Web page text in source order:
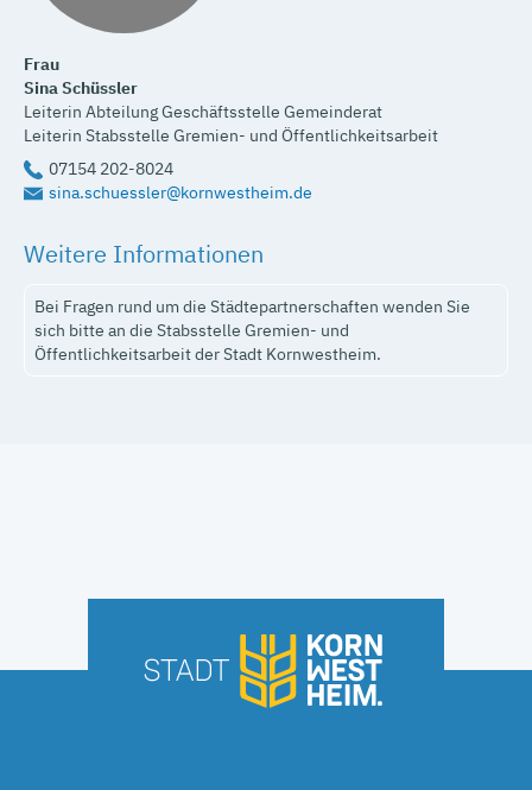
Frau
SinaSchüssler
Leiterin Abteilung Geschäftsstelle Gemeinderat
Leiterin Stabsstelle Gremien- und Öffentlichkeitsarbeit
sina.schuessler@kornwestheim.de
07154 202-8024
Weitere Informationen
Bei Fragen rund um die Städtepartnerschaften wenden Sie
sich bitte an die Stabsstelle Gremien- und
Öffentlichkeitsarbeit der Stadt Kornwestheim.